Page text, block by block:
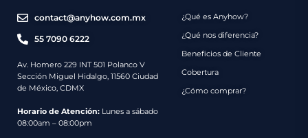
contact@anyhow.com.mx
55 7090 6222
Av. Homero 229 INT 501 Polanco V
Sección Miguel Hidalgo, 11560 Ciudad
de México, CDMX
Horario de Atención: Lunes a sábado
08:00am – 08:00pm
¿Qué es Anyhow?
¿Qué nos diferencia?
Beneficios de Cliente
Cobertura
¿Cómo comprar?
Envíos
Métodos
de
Contacto